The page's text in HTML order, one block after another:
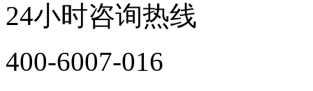
24小时咨询热线
400-6007-016